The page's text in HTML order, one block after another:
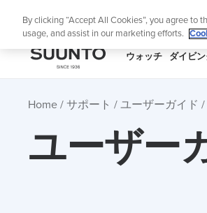
SUUNTO
ウォッチ ダイビ
Home サポート ユーザーガイド
ユーザー
By clicking “Accept All Cookies”, you agree to
usage, and assist in our marketing efforts.